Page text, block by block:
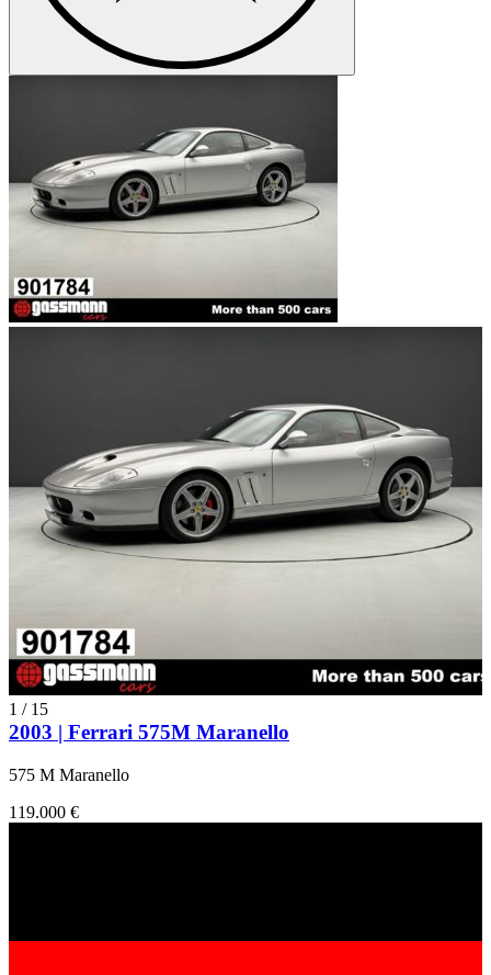
1 / 15
2003 | Ferrari 575M Maranello
575 M Maranello
119.000 €